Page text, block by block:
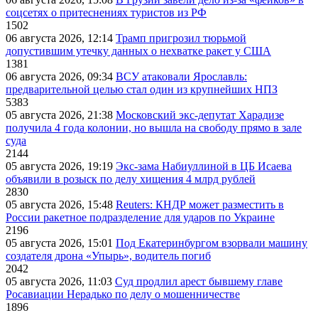
соцсетях о притеснениях туристов из РФ
1502
06 августа 2026, 12:14 Трамп пригрозил тюрьмой
допустившим утечку данных о нехватке ракет у США
1381
06 августа 2026, 09:34 ВСУ атаковали Ярославль:
предварительной целью стал один из крупнейших НПЗ
5383
05 августа 2026, 21:38 Московский экс-депутат Харадизе
получила 4 года колонии, но вышла на свободу прямо в зале
суда
2144
05 августа 2026, 19:19 Экс-зама Набиуллиной в ЦБ Исаева
объявили в розыск по делу хищения 4 млрд рублей
2830
05 августа 2026, 15:48 Reuters: КНДР может разместить в
России ракетное подразделение для ударов по Украине
2196
05 августа 2026, 15:01 Под Екатеринбургом взорвали машину
создателя дрона «Упырь», водитель погиб
2042
05 августа 2026, 11:03 Суд продлил арест бывшему главе
Росавиации Нерадько по делу о мошенничестве
1896